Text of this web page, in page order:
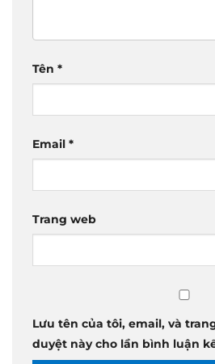
Tên *
Email *
Trang web
Lưu tên của tôi, email, và
duyệt này cho lần bình luận